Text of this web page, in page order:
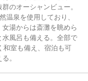
のオーシャンビュー。
温泉を使用しており、
湯からは斎灘を眺めら
風呂も備える。全部で
和室も備え、宿泊も可
。